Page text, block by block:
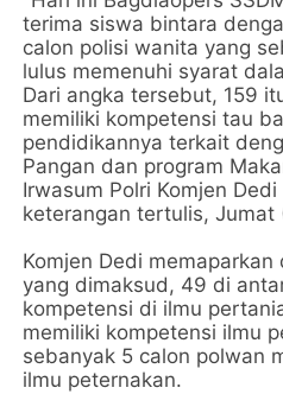
terima siswa bintara
calon polisi wanita yang
lulus memenuhi syarat
Dari angka tersebut, 159
memiliki kompetensi tau
pendidikannya terkait
Pangan dan program
Irwasum Polri Komjen
keterangan tertulis, Jumat
Komjen Dedi
yang dimaksud, 49 di
kompetensi di ilmu
memiliki kompetensi ilmu
sebanyak 5 calon polwan
ilmu peternakan.